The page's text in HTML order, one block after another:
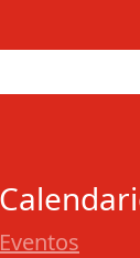
Eventos